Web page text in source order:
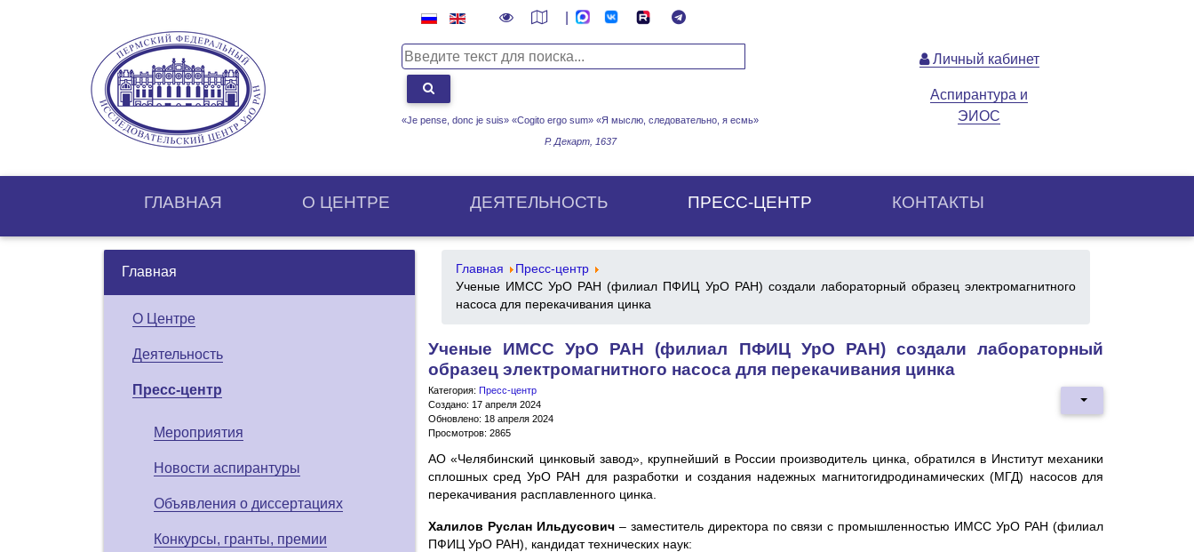
«Je pense, donc je suis» «Cogito ergo sum» «Я мыслю, следовательно, я есмь»
Р. Декарт, 1637
Личный кабинет
Аспирантура и
ЭИОС
ГЛАВНАЯ О ЦЕНТРE ДЕЯТЕЛЬНОСТЬ ПРЕСС-ЦЕНТР КОНТАКТЫ
Главная
О Центре
Деятельность
Пресс-центр
Мероприятия
Новости аспирантуры
Объявления о диссертациях
Конкурсы, гранты, премии
Главная
Пресс-центр
Ученые ИМСС УрО РАН (филиал ПФИЦ УрО РАН) создали лабораторный образец электромагнитного
насоса для перекачивания цинка
Ученые ИМСС УрО РАН (филиал ПФИЦ УрО РАН) создали лабораторный
образец электромагнитного насоса для перекачивания цинка
Категория: Пресс-центр
Создано: 17 апреля 2024
Обновлено: 18 апреля 2024
Просмотров: 2865
АО «Челябинский цинковый завод», крупнейший в России производитель цинка, обратился в Институт механики
сплошных сред УрО РАН для разработки и создания надежных магнитогидродинамических (МГД) насосов для
перекачивания расплавленного цинка.
Халилов Руслан Ильдусович– заместитель директора по связи с промышленностью ИМСС УрО РАН (филиал
ПФИЦ УрО РАН), кандидат технических наук: